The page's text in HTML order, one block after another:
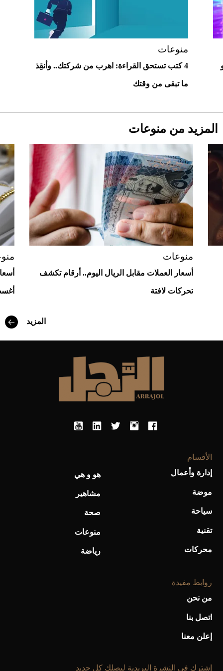
أغلى 10 عطور في العالم للرجال تمنحك فخامة
Aston Martin Valiant: على هوى الأبطال
أفضل تدريج للشعر الطويل لإطلالة جريئة وعصرية
أحذية Mary Jane: ترف وأناقة للرجال
منوعات
4 كتب تستحق القراءة: اهرب من شركتك.. وأنقِذ
ما تبقى من وقتك
المزيد من منوعات
منوعات
أسعار العملات مقابل الريال اليوم.. أرقام تكشف
تحركات لافتة
المزيد
الأقسام
إدارة وأعمال
موضة
سياحة
تقنية
محركات
هو و هي
مشاهير
صحة
منوعات
رياضة
روابط مفيدة
من نحن
اتصل بنا
إعلن معنا
إشترك فى النشرة البريدية ليصلك كل جديد